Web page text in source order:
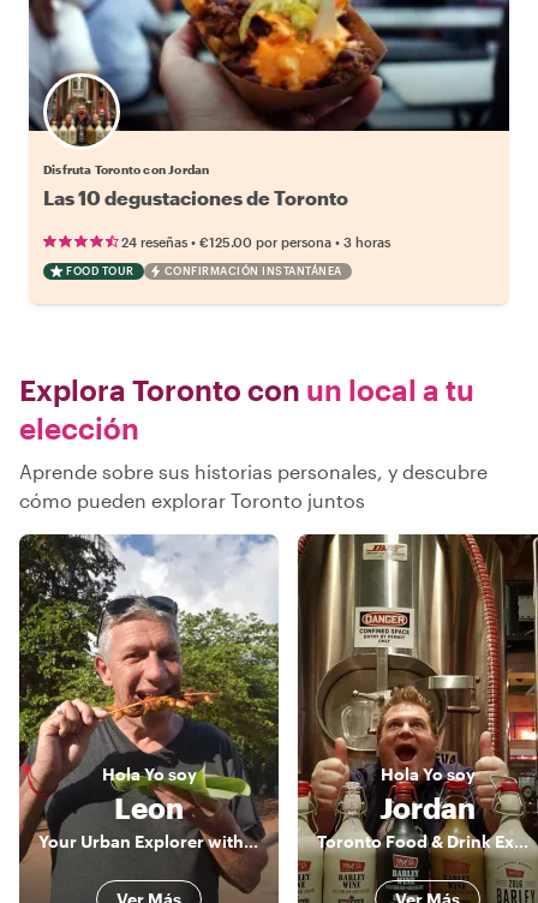
Disfruta Toronto con Jordan
Las 10 degustaciones de Toronto
24 reseñas • €125.00 por persona • 3 horas
FOOD TOUR CONFIRMACIÓN INSTANTÁNEA
Explora Toronto con un local a tu
elección
Aprende sobre sus historias personales, y descubre
cómo pueden explorar Toronto juntos
HolaYo soy
Leon
Your Urban Explorer with 32 yrs. of experience; Your best Companion for Toronto and Niagara Falls
Ver Más
HolaYo soy
Jordan
Toronto Food & Drink Expert
Ver Más